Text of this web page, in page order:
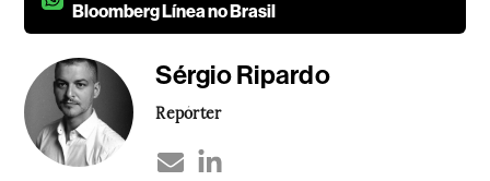
Bloomberg Línea no Brasil
Sérgio Ripardo
Repórter